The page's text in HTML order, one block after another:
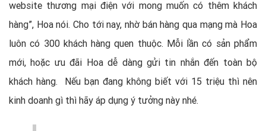
website thương mại điện với mong muốn có thêm khách
hàng”, Hoa nói. Cho tới nay, nhờ bán hàng qua mạng mà Hoa
luôn có 300 khách hàng quen thuộc. Mỗi lần có sản phẩm
mới, hoặc ưu đãi Hoa dễ dàng gửi tin nhắn đến toàn bộ
khách hàng. Nếu bạn đang không biết với 15 triệu thì nên
kinh doanh gì thì hãy áp dụng ý tưởng này nhé.